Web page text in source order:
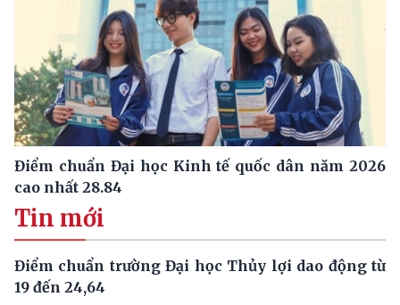
Điểm chuẩn Đại học Kinh tế quốc dân năm 2026
cao nhất 28.84
Tin mới
Điểm chuẩn trường Đại học Thủy lợi dao động từ
19 đến 24,64